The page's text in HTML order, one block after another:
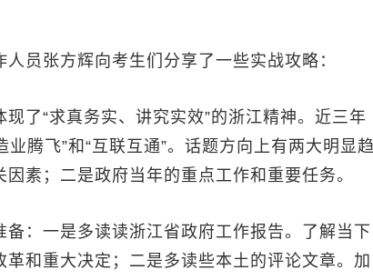
张方辉向考生们分享了一些实战攻略：
“求真务实、讲究实效”的浙江精神。近三年
腾飞”和“互联互通”。话题方向上有两大明显
素；二是政府当年的重点工作和重要任务。
一是多读读浙江省政府工作报告。了解当下
和重大决定；二是多读些本土的评论文章。加